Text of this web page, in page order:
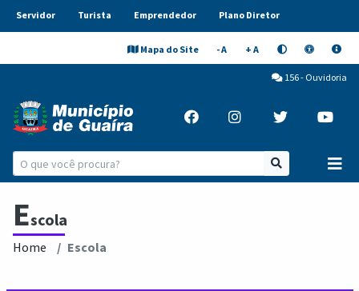
Servidor Turista Emprendedor Plano Diretor
Mapa do Site - A + A
156 - Ouvidoria
Escola
Home Escola